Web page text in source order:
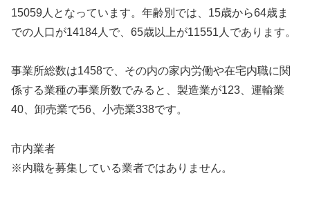
15059人となっています。年齢別では、15歳から64歳ま
での人口が14184人で、65歳以上が11551人であります。
事業所総数は1458で、その内の家内労働や在宅内職に関
係する業種の事業所数でみると、製造業が123、運輸業
40、卸売業で56、小売業338です。
市内業者
※内職を募集している業者ではありません。